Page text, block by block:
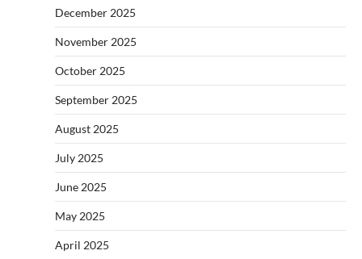
December 2025
November 2025
October 2025
September 2025
August 2025
July 2025
June 2025
May 2025
April 2025